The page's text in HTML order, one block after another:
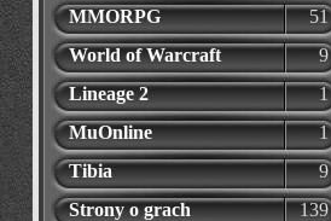
MMORPG
51
World of Warcraft
9
Lineage 2
1
MuOnline
1
Tibia
9
Strony o grach
139